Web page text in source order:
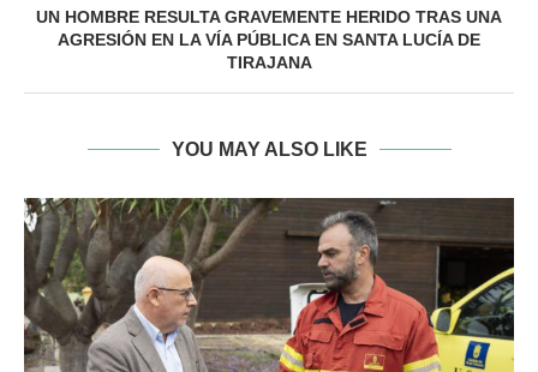
UN HOMBRE RESULTA GRAVEMENTE HERIDO TRAS UNA
AGRESIÓN EN LA VÍA PÚBLICA EN SANTA LUCÍA DE
TIRAJANA
YOU MAY ALSO LIKE